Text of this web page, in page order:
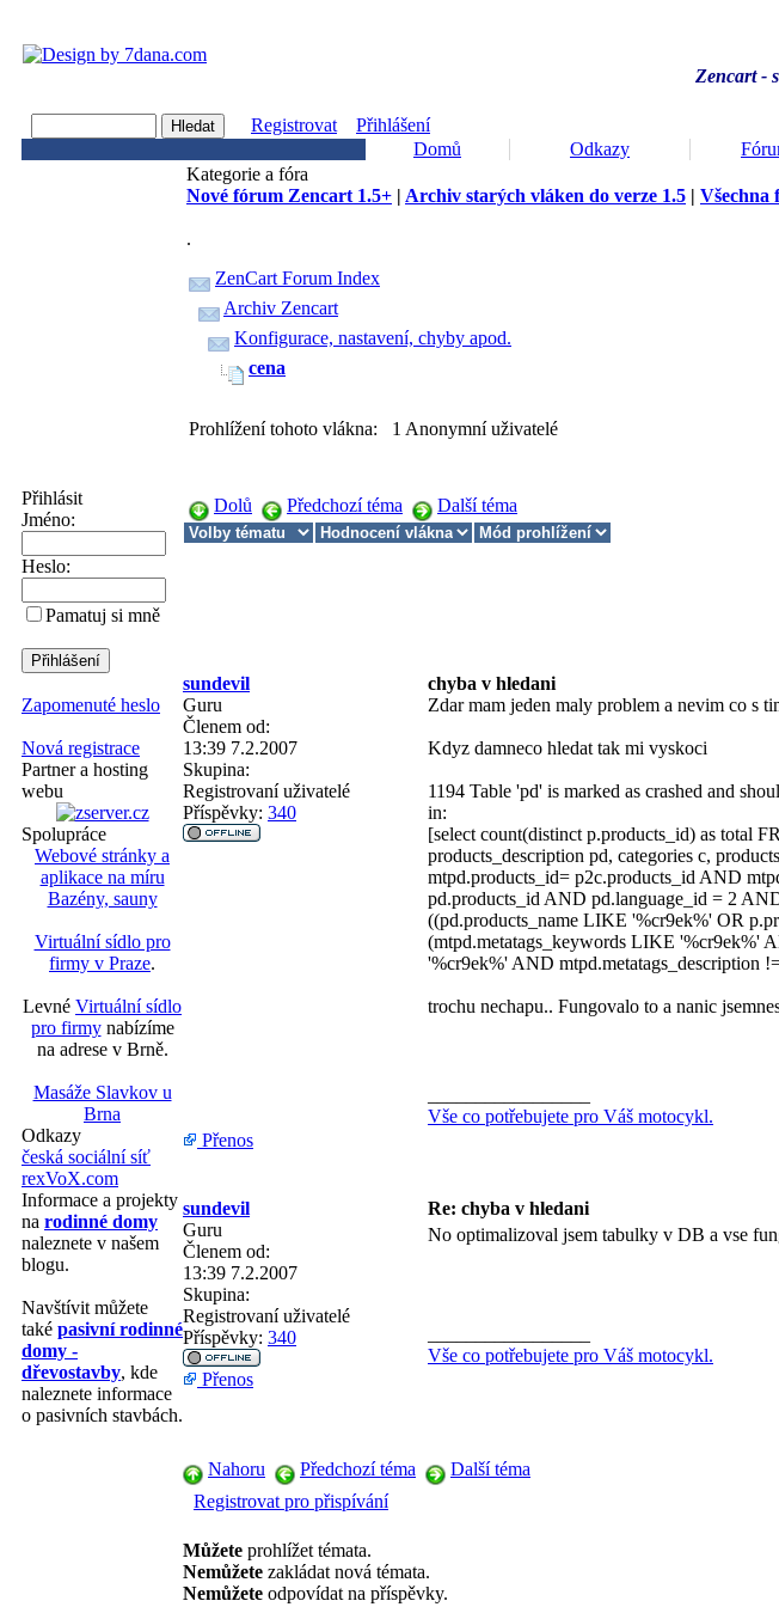
Zencart -
Registrovat
Přihlášení
Domů
Odkazy
Přihlásit
Jméno:
Heslo:
Pamatuj si mně
Zapomenuté heslo
Nová registrace
Partner a hosting
webu
Spolupráce
Webové stránky a
aplikace na míru
Bazény, sauny
Virtuální sídlo pro
firmy v Praze.
Levné Virtuální sídlo
pro firmynabízíme
na adrese v Brně.
Masáže Slavkov u
Brna
Odkazy
česká sociální síť
rexVoX.com
Informace a projekty
na rodinné domy
naleznete v našem
blogu.
Navštívit můžete
také pasivní rodinné
domy -
dřevostavby, kde
naleznete informace
o pasivních stavbách.
Kategorie a fóra
Nové fórum Zencart 1.5+ | Archiv starých vláken do verze 1.5 | Všechna
.
ZenCart Forum Index
Archiv Zencart
Konfigurace, nastavení, chyby apod.
cena
Prohlížení tohoto vlákna: 1 Anonymní uživatelé
Dolů Předchozí téma Další téma
sundevil chyba v hledani
Guru
Členem od:
13:39 7.2.2007
Skupina:
Registrovaní uživatelé
Příspěvky: 340
Zdar mam jeden maly problem a nevim co s
Kdyz damneco hledat tak mi vyskoci
1194 Table 'pd' is marked as crashed and
in:
[select count(distinct p.products_id) as total
products_description pd, categories c,
mtpd.products_id= p2c.products_id AND
pd.products_id AND pd.language_id = 2
((pd.products_name LIKE '%cr9ek%' OR
(mtpd.metatags_keywords LIKE '%cr9ek%'
'%cr9ek%' AND mtpd.metatags_description
trochu nechapu.. Fungovalo to a nanic
Vše co potřebujete pro Váš motocykl.
Přenos
sundevil Re: chyba v hledani
Guru
Členem od:
13:39 7.2.2007
Skupina:
Registrovaní uživatelé
Příspěvky: 340
No optimalizoval jsem tabulky v DB a vse
Vše co potřebujete pro Váš motocykl.
Přenos
Nahoru Předchozí téma
Další téma
Registrovat pro přispívání
Můžete prohlížet témata.
Nemůžete zakládat nová témata.
Nemůžete odpovídat na příspěvky.